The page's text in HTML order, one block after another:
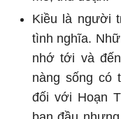
Kiều là người
tình nghĩa.
nhớ tới và
nàng sống có
đối với Hoạn